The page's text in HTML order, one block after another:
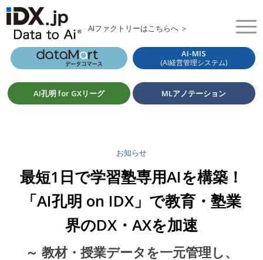
AIファクトリーはこちらへ ＞
AI-MIS
(AI経営管理システム)
AI孔明 for GXリーグ MLアノテーション
お知らせ
最短1日で学習塾専用AIを構築！
「AI孔明 on IDX」で教育・塾業
界のDX・AXを加速
～ 教材・授業データを一元管理し、